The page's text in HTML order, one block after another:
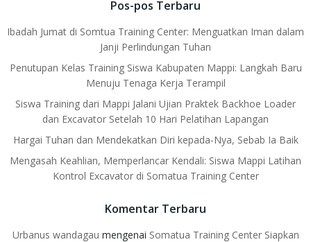
Pos-pos Terbaru
Ibadah Jumat di Somtua Training Center: Menguatkan Iman dalam
Janji Perlindungan Tuhan
Penutupan Kelas Training Siswa Kabupaten Mappi: Langkah Baru
Menuju Tenaga Kerja Terampil
Siswa Training dari Mappi Jalani Ujian Praktek Backhoe Loader
dan Excavator Setelah 10 Hari Pelatihan Lapangan
Hargai Tuhan dan Mendekatkan Diri kepada-Nya, Sebab Ia Baik
Mengasah Keahlian, Memperlancar Kendali: Siswa Mappi Latihan
Kontrol Excavator di Somatua Training Center
Komentar Terbaru
Urbanus wandagau mengenai Somatua Training Center Siapkan